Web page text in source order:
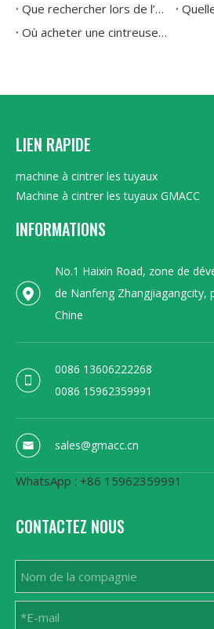
Que rechercher lors de l’achat d’une cintreuse de tuyaux
Où acheter une cintreuse de tubes professionnelle pour la fabrication d'échappement et de collecteurs personnalisés
LIEN RAPIDE
machine à cintrer les tuyaux
Machine à cintrer les tuyaux GMACC
INFORMATIONS
No.1 Haixin Road, zone de
de Nanfeng Zhangjiagangcity,
Chine
0086 13606222268
0086 15962359991
sales@gmacc.cn
WhatsApp : +86 15962359991
CONTACTEZ NOUS